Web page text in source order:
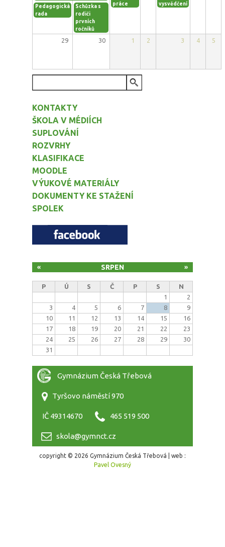
práce
vysvědčení
Pedagogická
rada
Schůzka s
rodiči
prvních
ročníků
29 30 1 2 3 4 5
KONTAKTY
ŠKOLA V MÉDIÍCH
SUPLOVÁNÍ
ROZVRHY
KLASIFIKACE
MOODLE
VÝUKOVÉ MATERIÁLY
DOKUMENTY KE STAŽENÍ
SPOLEK
SRPEN
« »
P Ú S Č P S
N
1
2
3
4 5 6 7 8
9
10
11 12 13 14 15
16
17
18 19 20 21 22
23
24
25 26 27 28 29
30
31
Gymnázium Česká Třebová
Tyršovo náměstí 970
IČ 49314670 465 519 500
skola@gymnct.cz
copyright © 2026 Gymnázium Česká Třebová | web :
Pavel Ovesný